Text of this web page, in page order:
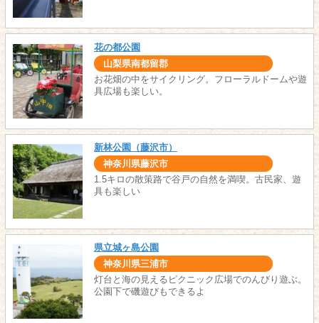
花の都公園
山梨県南都留郡
お花畑の中をサイクリング。フローラルドームや遊
具広場も楽しい。
新林公園（藤沢市）
神奈川県藤沢市
1.5キロの散策路で谷戸の自然を満喫。古民家、遊
具も楽しい
県立城ヶ島公園
神奈川県三浦市
灯台と海の見えるピクニック広場でのんびり遊ぶ。
公園下で磯遊びもできるよ